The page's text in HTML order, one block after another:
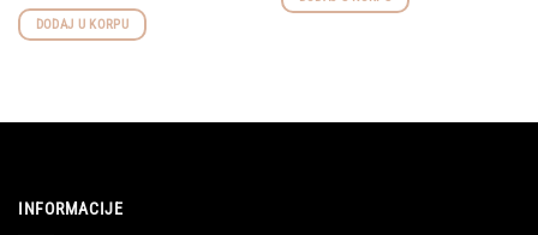
DODAJ U KORPU
INFORMACIJE